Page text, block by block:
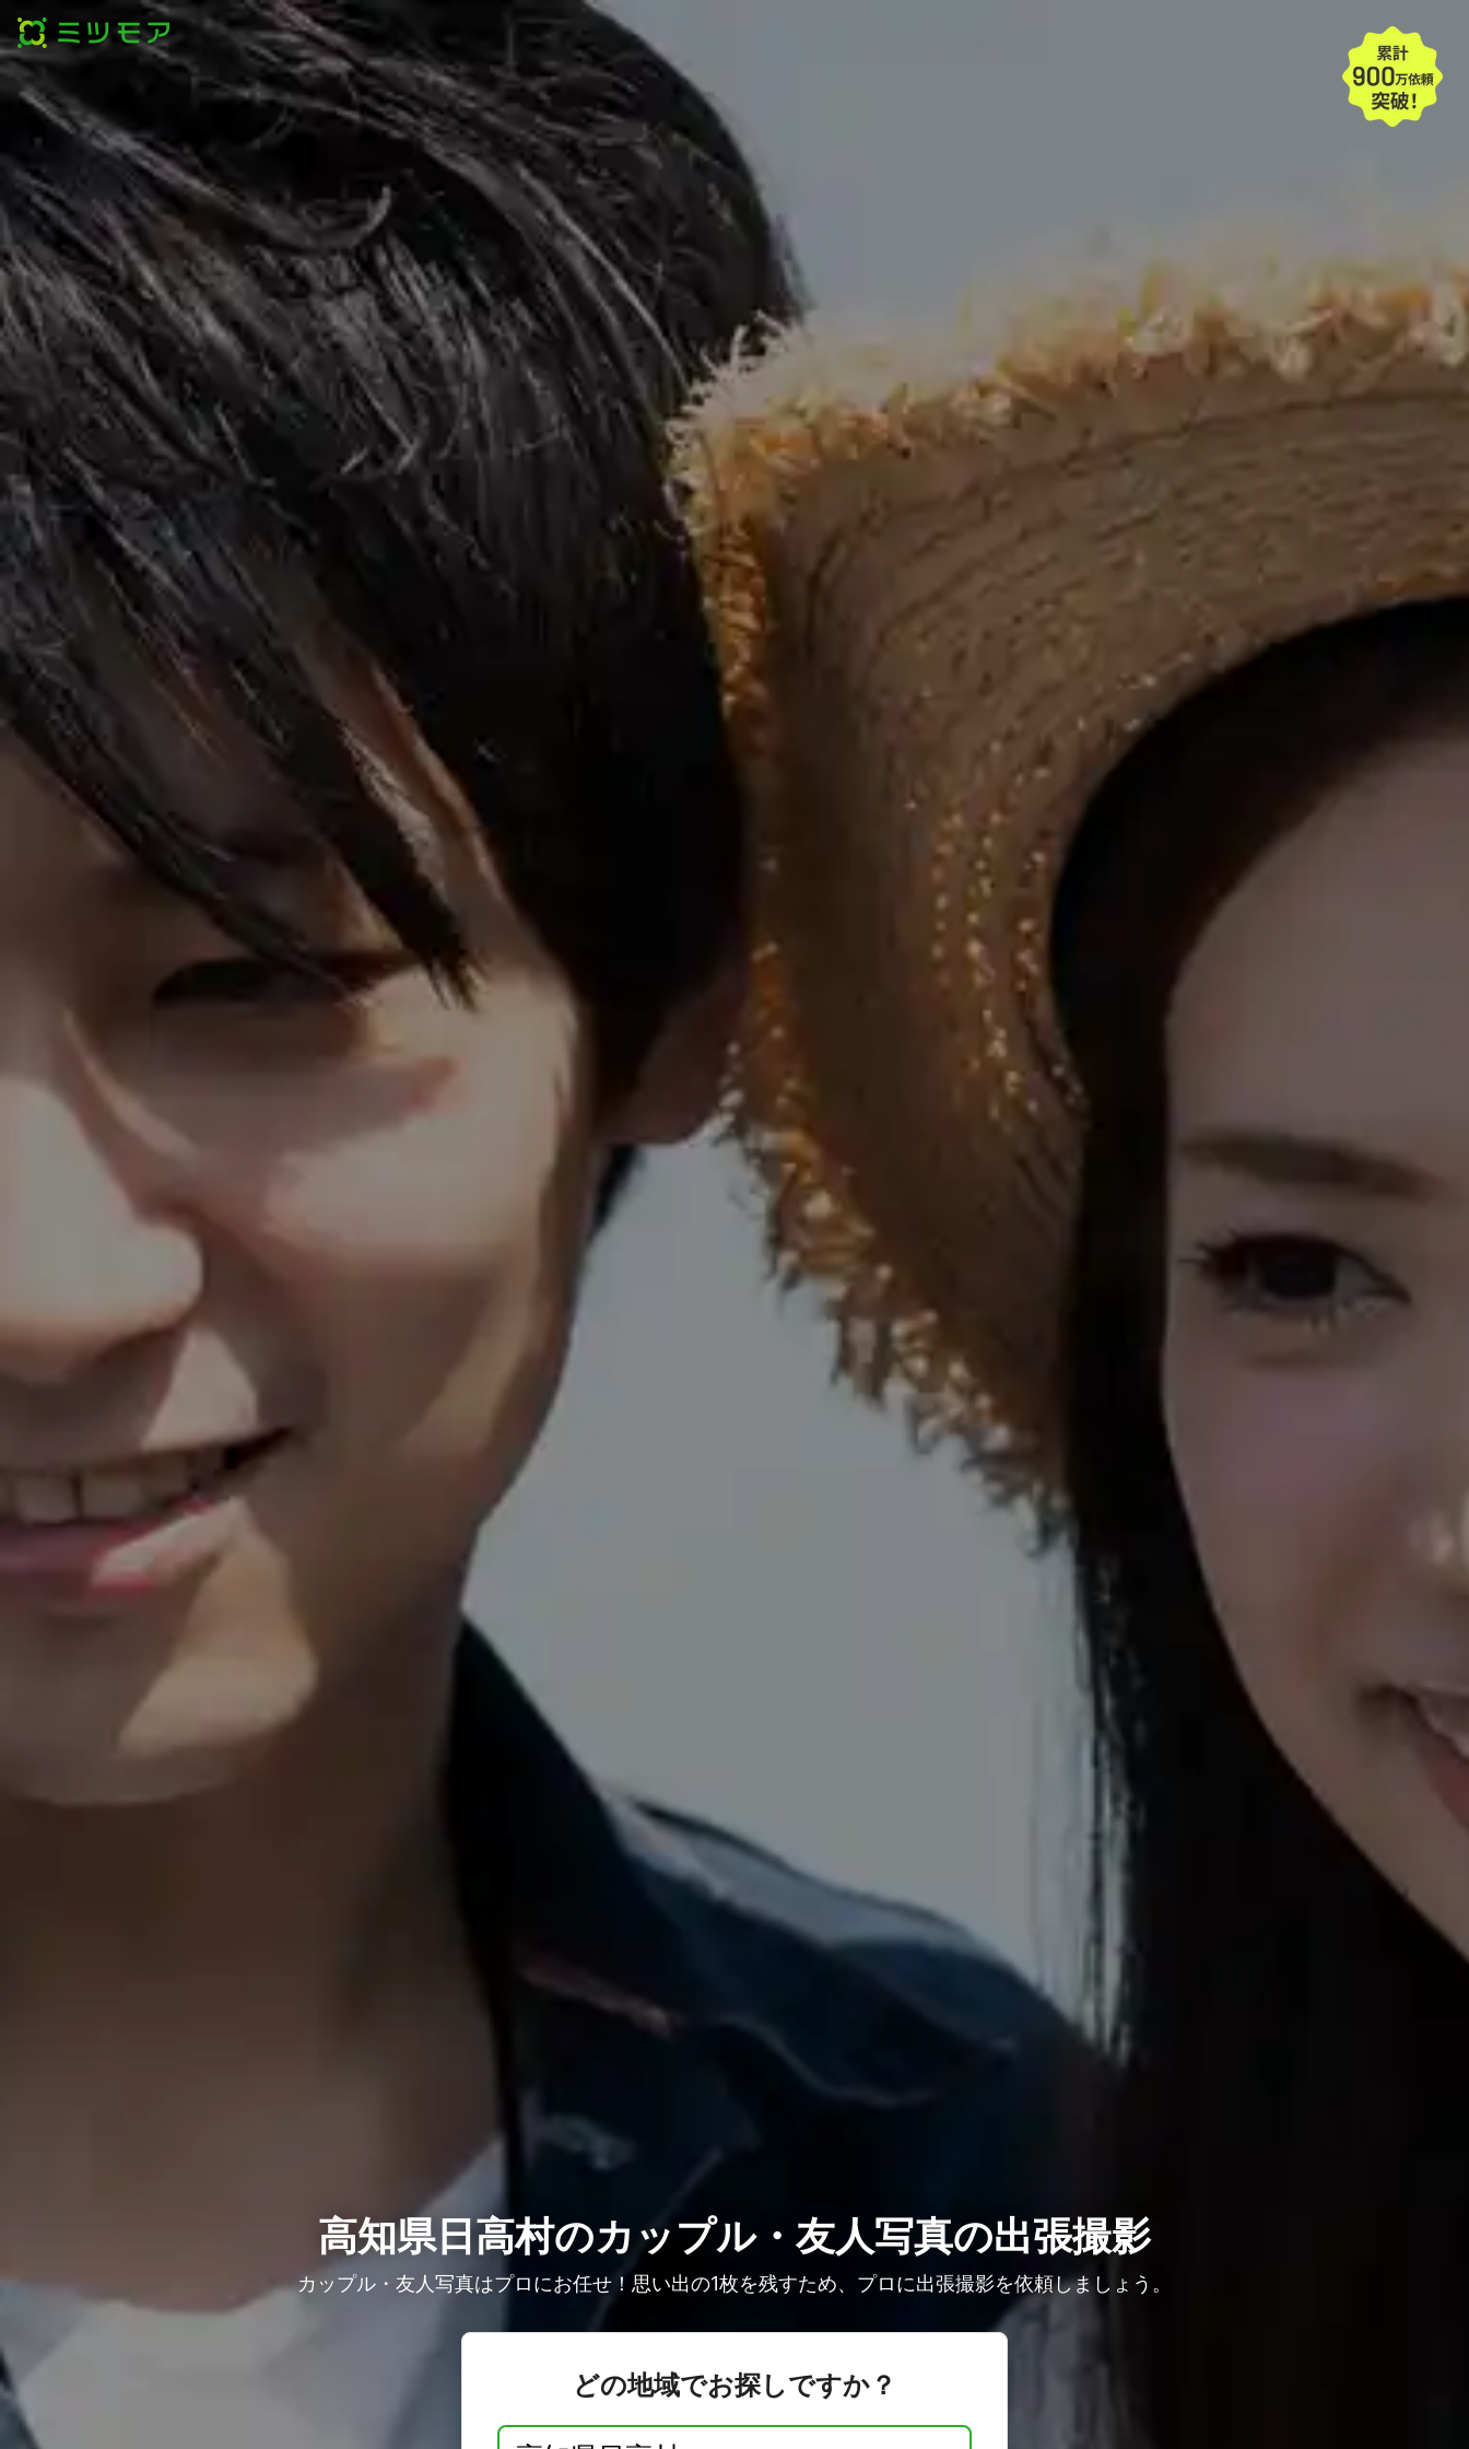
高知県日高村のカップル・友人写真の出張撮影
カップル・友人写真はプロにお任せ！思い出の1枚を残すため、プロに出張撮影を依頼しましょう。
どの地域でお探しですか？